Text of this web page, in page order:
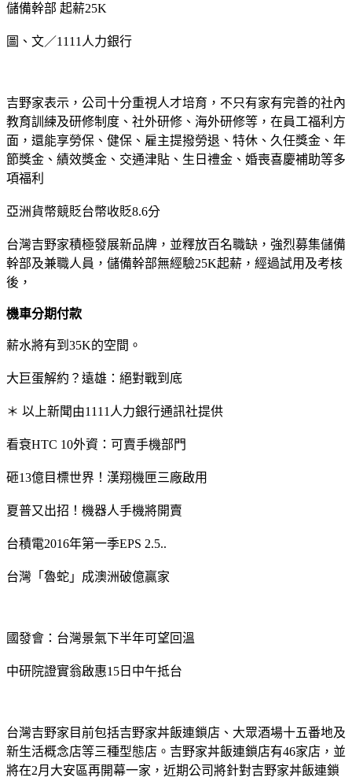
儲備幹部 起薪25K
圖、文／1111人力銀行
吉野家表示，公司十分重視人才培育，不只有家有完善的社內
教育訓練及研修制度、社外研修、海外研修等，在員工福利方
面，還能享勞保、健保、雇主提撥勞退、特休、久任獎金、年
節獎金、績效獎金、交通津貼、生日禮金、婚喪喜慶補助等多
項福利
亞洲貨幣競貶台幣收貶8.6分
台灣吉野家積極發展新品牌，並釋放百名職缺，強烈募集儲備
幹部及兼職人員，儲備幹部無經驗25K起薪，經過試用及考核
後，
機車分期付款
薪水將有到35K的空間。
大巨蛋解約？遠雄：絕對戰到底
＊ 以上新聞由1111人力銀行通訊社提供
看衰HTC 10外資：可賣手機部門
砸13億目標世界！漢翔機匣三廠啟用
夏普又出招！機器人手機將開賣
台積電2016年第一季EPS 2.5..
台灣「魯蛇」成澳洲破億贏家
國發會：台灣景氣下半年可望回溫
中研院證實翁啟惠15日中午抵台
台灣吉野家目前包括吉野家丼飯連鎖店、大眾酒場十五番地及
新生活概念店等三種型態店。吉野家丼飯連鎖店有46家店，並
將在2月大安區再開幕一家，近期公司將針對吉野家丼飯連鎖